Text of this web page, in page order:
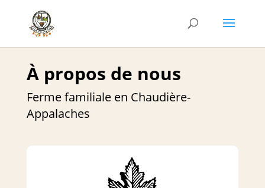
À propos de nous
Ferme familiale en Chaudière-
Appalaches